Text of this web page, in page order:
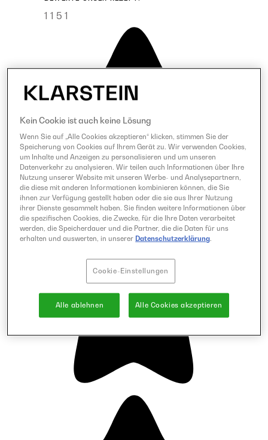
1 1 5 1
Kein Cookie ist auch keine Lösung
Wenn Sie auf „Alle Cookies akzeptieren“ klicken, stimmen Sie der
Speicherung von Cookies auf Ihrem Gerät zu. Wir verwenden Cookies,
um Inhalte und Anzeigen zu personalisieren und um unseren
Datenverkehr zu analysieren. Wir teilen auch Informationen über Ihre
Nutzung unserer Website mit unseren Werbe- und Analysepartnern,
die diese mit anderen Informationen kombinieren können, die Sie
ihnen zur Verfügung gestellt haben oder die sie aus Ihrer Nutzung
ihrer Dienste gesammelt haben. Sie finden weitere Informationen über
die spezifischen Cookies, die Zwecke, für die Ihre Daten verarbeitet
werden, die Speicherdauer und die Partner, die die Daten für uns
erhalten und auswerten, in unserer Datenschutzerklärung
Cookie-Einstellungen
Alle ablehnen Alle Cookies akzeptieren